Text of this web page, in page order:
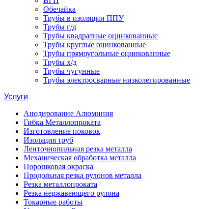
Обечайка
Трубы в изоляции ППУ
Трубы г/д
Трубы квадратные оцинкованные
Трубы круглые оцинкованные
Трубы прямоугольные оцинкованные
Трубы х/д
Трубы чугунные
Трубы электросварные низколегированные
Услуги
Анодирование Алюминия
Гибка Металлопроката
Изготовление поковок
Изоляция труб
Ленточнопильная резка металла
Механическая обработка металла
Порошковая окраска
Продольная резка рулонов металла
Резка металлопроката
Резка нержавеющего рулона
Токарные работы